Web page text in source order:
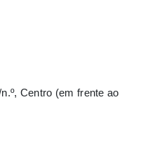
Centro (em frente ao